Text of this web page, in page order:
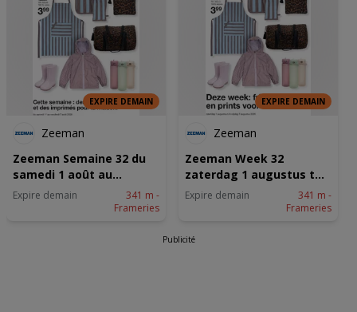
EXPIRE DEMAIN
Zeeman
Zeeman Semaine 32 du
samedi 1 août au
vendredi 7 août 2026.
Expire demain
341 m -
Frameries
EXPIRE DEMAIN
Zeeman
Zeeman Week 32
zaterdag 1 augustus tm
vrijdag 7 augustus 2026.
Expire demain
341 m -
Frameries
Publicité
Wij en onze partners verwerken gegevens voor de
volgende doeleinden:
Precieze geolocatiegegevens gebruiken. De apparaatkenmerken
actief scannen ter identificatie. Informatie op een apparaat opslaan
en/of openen. Gepersonaliseerde advertenties en content,
advertentie- en contentmetingen, doelgroepenonderzoek en
ontwikkeling van diensten.
Partnerlijst (derden)